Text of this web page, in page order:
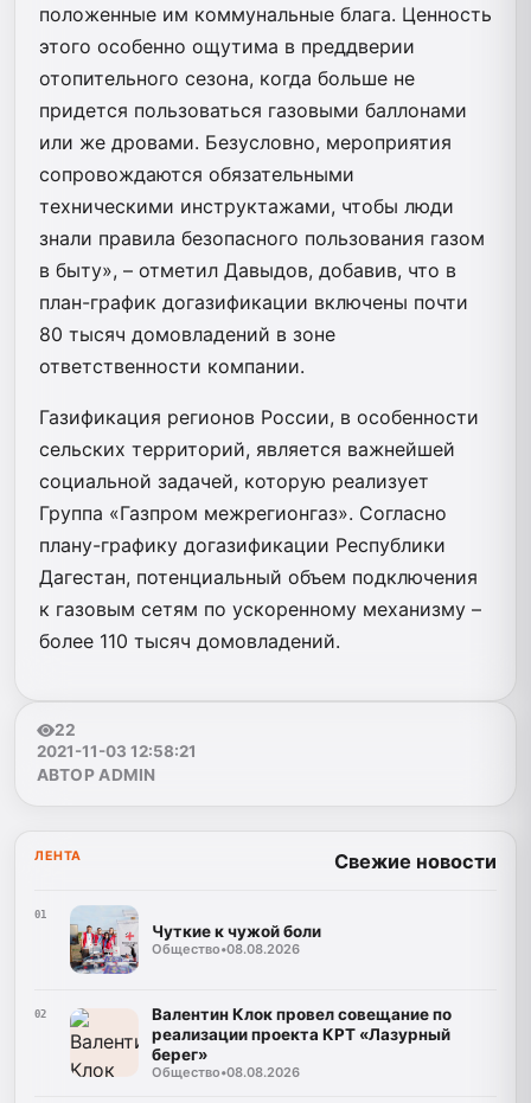
положенные им коммунальные блага. Ценность
этого особенно ощутима в преддверии
отопительного сезона, когда больше не
придется пользоваться газовыми баллонами
или же дровами. Безусловно, мероприятия
сопровождаются обязательными
техническими инструктажами, чтобы люди
знали правила безопасного пользования газом
в быту», – отметил Давыдов, добавив, что в
план-график догазификации включены почти
80 тысяч домовладений в зоне
ответственности компании.
Газификация регионов России, в особенности
сельских территорий, является важнейшей
социальной задачей, которую реализует
Группа «Газпром межрегионгаз». Согласно
плану-графику догазификации Республики
Дагестан, потенциальный объем подключения
к газовым сетям по ускоренному механизму –
более 110 тысяч домовладений.
22
2021-11-03 12:58:21
АВТОР ADMIN
ЛЕНТА Свежие новости
01
Чуткие к чужой боли
Общество•08.08.2026
02
Валентин Клок провел совещание по
реализации проекта КРТ «Лазурный
берег»
Общество•08.08.2026